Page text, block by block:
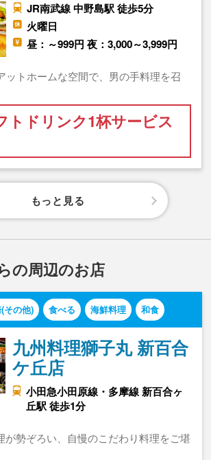
JR南武線 中野島駅 徒歩5分
火曜日
昼：～999円 夜：3,000～3,999円
ットホームな空間で、男の手料理を召
トドリンク1杯サービス
もっと見る
の周辺のお店
その他) 食べる 海鮮料理 和食
九州料理獅子丸 新百合
ケ丘店
小田急小田原線・多摩線 新百合ヶ
丘駅 徒歩1分
が勢ぞろい、自慢のこだわり料理をご堪